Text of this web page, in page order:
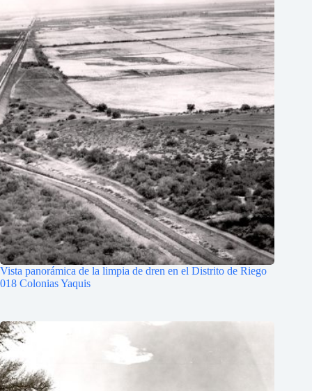
Vista panorámica de la limpia de dren en el Distrito de Riego
018 Colonias Yaquis